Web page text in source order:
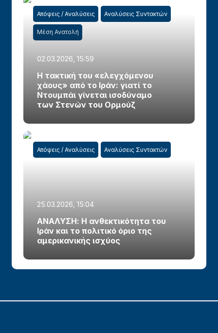
Απόψεις / Αναλύσεις Αναλύσεις Συντακτών
Μέση Ανατολή
02.03.2026, 15:59
Η τακτική του «ελεγχόμενου
χάους» από το Ιράν: γιατί το
Ντουμπάι γίνεται ισοδύναμο
των Στενών του Ορμούζ
Απόψεις / Αναλύσεις Αναλύσεις Συντακτών
25.03.2026, 15:04
ΑΝΑΛΥΣΗ: Η ανθεκτικότητα του
Ιράν και το πολιτικό όριο της
αμερικανικής ισχύος